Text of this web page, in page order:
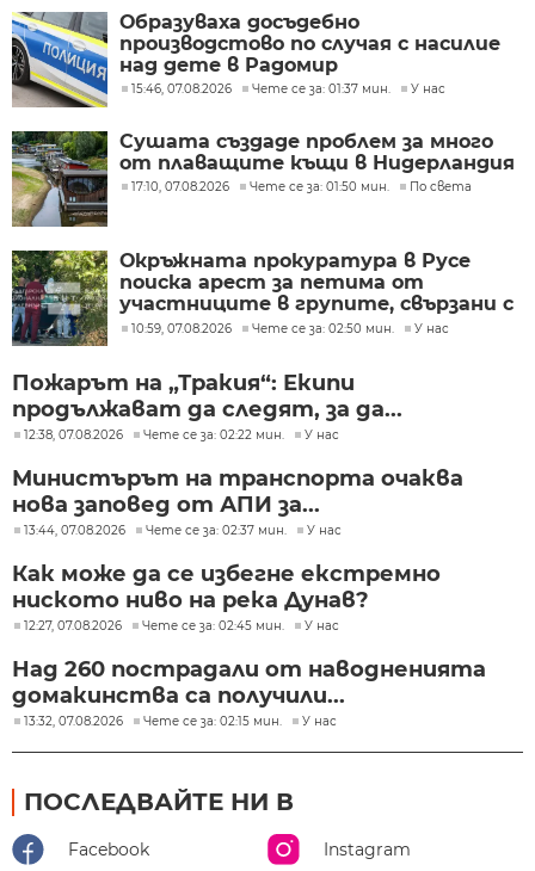
Образуваха досъдебно
производстово по случая с насилие
над дете в Радомир
15:46, 07.08.2026 Чете се за: 01:37 мин. У нас
Сушата създаде проблем за много
от плаващите къщи в Нидерландия
17:10, 07.08.2026 Чете се за: 01:50 мин. По света
Окръжната прокуратура в Русе
поиска арест за петима от
участниците в групите, свързани с
разбитата лаборатория за
10:59, 07.08.2026 Чете се за: 02:50 мин. У нас
Пожарът на „Тракия“: Екипи
продължават да следят, за да...
12:38, 07.08.2026 Чете се за: 02:22 мин. У нас
Министърът на транспорта очаква
нова заповед от АПИ за...
13:44, 07.08.2026 Чете се за: 02:37 мин. У нас
Как може да се избегне екстремно
ниското ниво на река Дунав?
12:27, 07.08.2026 Чете се за: 02:45 мин. У нас
Над 260 пострадали от наводненията
домакинства са получили...
13:32, 07.08.2026 Чете се за: 02:15 мин. У нас
ПОСЛЕДВАЙТЕ НИ В
Facebook Instagram